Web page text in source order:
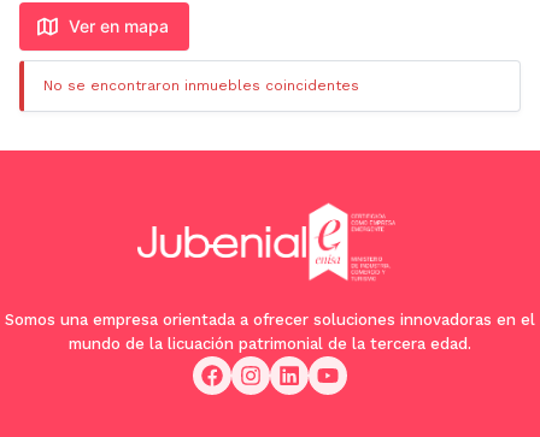
Ver en mapa
No se encontraron inmuebles coincidentes
Somos una empresa orientada a ofrecer soluciones innovadoras en el
mundo de la licuación patrimonial de la tercera edad.